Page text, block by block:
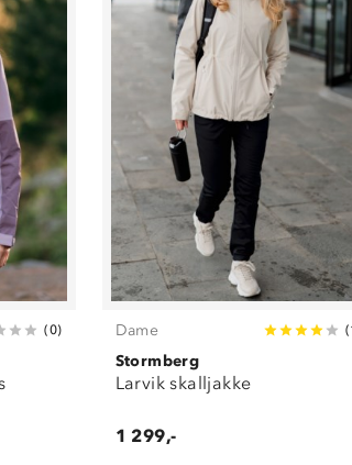
(0) Dame (
Stormberg
Larvik skalljakke
1 299,-